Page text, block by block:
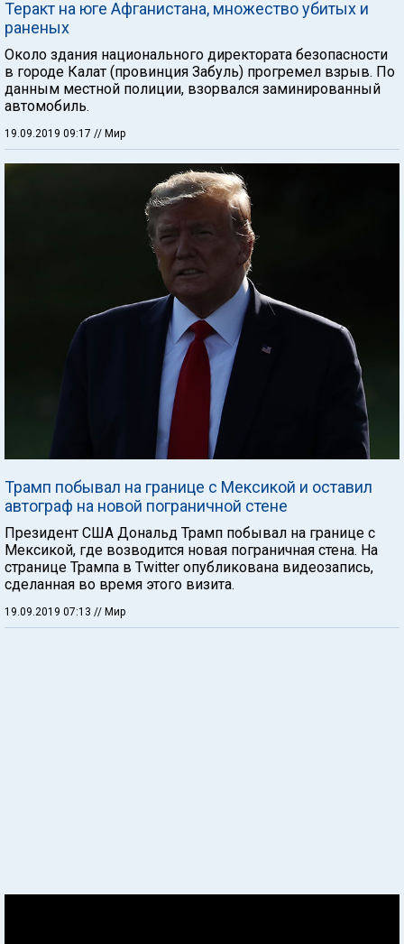
Теракт на юге Афганистана, множество убитых и
раненых
Около здания национального директората безопасности
в городе Калат (провинция Забуль) прогремел взрыв. По
данным местной полиции, взорвался заминированный
автомобиль.
19.09.2019 09:17 // Мир
Трамп побывал на границе с Мексикой и оставил
автограф на новой пограничной стене
Президент США Дональд Трамп побывал на границе с
Мексикой, где возводится новая пограничная стена. На
странице Трампа в Twitter опубликована видеозапись,
сделанная во время этого визита.
19.09.2019 07:13 // Мир